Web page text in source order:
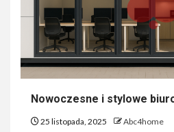
Nowoczesne i stylowe
25 listopada, 2025 Abc4home